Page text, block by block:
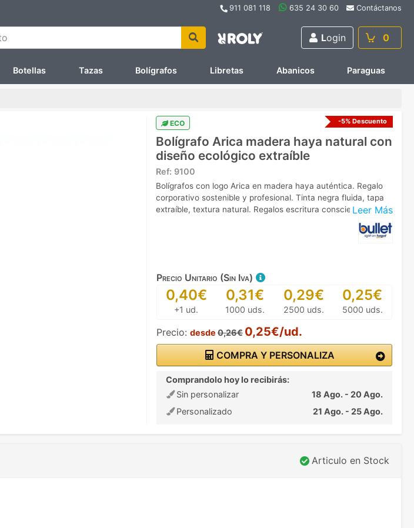
911 081 118 635 24 30 60 Contáctanos
Login 0
Botellas Tazas Bolígrafos Libretas Abanicos Paraguas
ECO -5% Descuento
Bolígrafo Arica madera haya natural con
diseño ecológico extraíble
Ref: 9100
Leer Más
Bolígrafos con logo Arica en madera haya auténtica. Regalo
corporativo sostenible y profesional. Tinta negra fluida, tapa
extraíble, textura natural. Regalos escritura conscientes.
Precio Unitario (Sin Iva)
0,40€
+1 ud.
0,31€
1000 uds.
0,29€
2500 uds.
0,25€
5000 uds.
Precio: desde 0,26€ 0,25€/ud.
COMPRA Y PERSONALIZA
Comprandolo hoy lo recibirás:
Sin personalizar
18 Ago. - 20 Ago.
Personalizado
21 Ago. - 25 Ago.
Articulo en Stock